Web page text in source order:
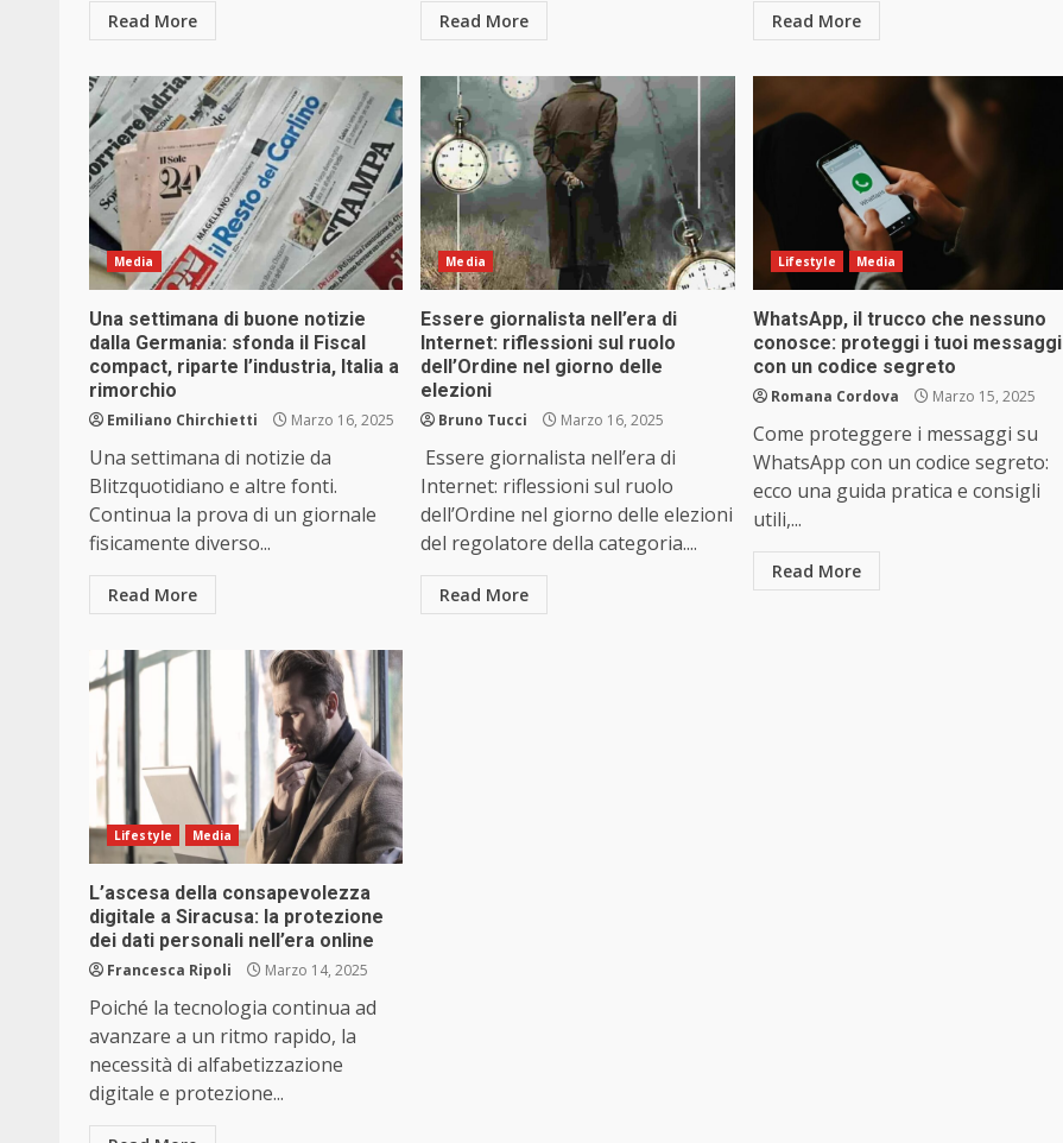
Read More Read More Read More
Media
Una settimana di buone notizie
dalla Germania: sfonda il Fiscal
compact, riparte l’industria, Italia a
rimorchio
Emiliano Chirchietti Marzo 16, 2025
Una settimana di notizie da
Blitzquotidiano e altre fonti.
Continua la prova di un giornale
fisicamente diverso...
Read More
Media
Essere giornalista nell’era di
Internet: riflessioni sul ruolo
dell’Ordine nel giorno delle
elezioni
Bruno Tucci Marzo 16, 2025
Essere giornalista nell’era di
Internet: riflessioni sul ruolo
dell’Ordine nel giorno delle elezioni
del regolatore della categoria....
Read More
Lifestyle Media
WhatsApp, il trucco che nessuno
conosce: proteggi i tuoi messaggi
con un codice segreto
Romana Cordova Marzo 15, 2025
Come proteggere i messaggi su
WhatsApp con un codice segreto:
ecco una guida pratica e consigli
utili,...
Read More
Lifestyle Media
L’ascesa della consapevolezza
digitale a Siracusa: la protezione
dei dati personali nell’era online
Francesca Ripoli Marzo 14, 2025
Poiché la tecnologia continua ad
avanzare a un ritmo rapido, la
necessità di alfabetizzazione
digitale e protezione...